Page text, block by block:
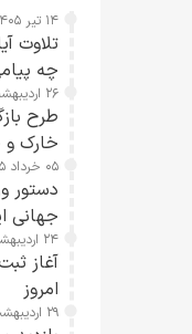
۱۴ تیر ۱۴۰۵ / ۱۵:۰۸
تلاوت
چه
۲۶ اردیبهشت ۱۴۰۵ / ۱۰:۱۵
طرح‌
خارک
۰۵ خرداد ۱۴۰۵ / ۱۳:۲۸
دستور
جهانی
تا ۲۴ ساعت آینده
۲۴ اردیبهشت ۱۴۰۵ / ۰۹:۱۵
امروز
۲۹ اردیبهشت ۱۴۰۵ / ۱۳:۴۲